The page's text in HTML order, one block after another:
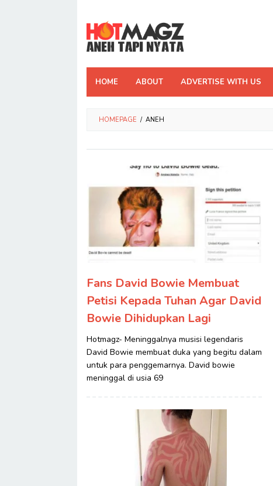
content
HOME ABOUT ADVERTISE WITH US
HOMEPAGE / ANEH
Fans David Bowie Membuat
Petisi Kepada Tuhan Agar David
Bowie Dihidupkan Lagi
Hotmagz- Meninggalnya musisi legendaris
David Bowie membuat duka yang begitu dalam
untuk para penggemarnya. David bowie
meninggal di usia 69